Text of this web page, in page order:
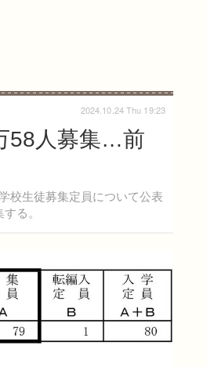
58人募集…前
校生徒募集定員について公表
る。
2024.10.24 Thu 19:23